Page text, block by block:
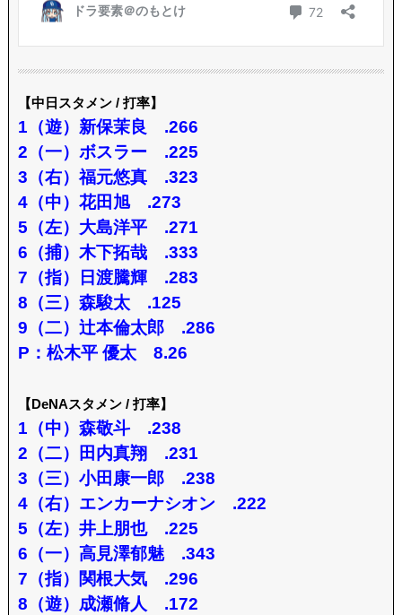
【中日スタメン / 打率】
1（遊）新保茉良 .266
2（一）ボスラー .225
3（右）福元悠真 .323
4（中）花田旭 .273
5（左）大島洋平 .271
6（捕）木下拓哉 .333
7（指）日渡騰輝 .283
8（三）森駿太 .125
9（二）辻本倫太郎 .286
P：松木平 優太 8.26
【DeNAスタメン / 打率】
1（中）森敬斗 .238
2（二）田内真翔 .231
3（三）小田康一郎 .238
4（右）エンカーナシオン .222
5（左）井上朋也 .225
6（一）高見澤郁魅 .343
7（指）関根大気 .296
8（遊）成瀬脩人 .172